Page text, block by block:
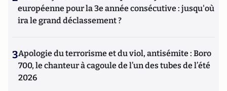
européenne pour la 3e année consécutive : jusqu'où
ira le grand déclassement ?
3Apologie du terrorisme et du viol, antisémite : Boro
700, le chanteur à cagoule de l’un des tubes de l’été
2026